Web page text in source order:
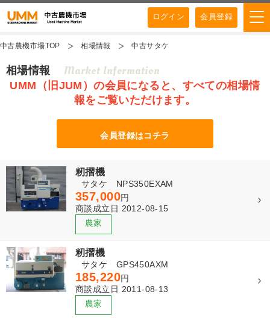
ログイン 会員登録
中古農機市場TOP 相場情報 中古サタケ
相場情報 Market Information
UMM（旧JUM）の会員になると、すべての相場情
報をご覧いただけます。
会員登録はコチラ
籾摺機
サタケ NPS350EXAM
357,000円
商談成立日 2012-08-15
籾摺機
サタケ GPS450AXM
185,220円
商談成立日 2011-08-13